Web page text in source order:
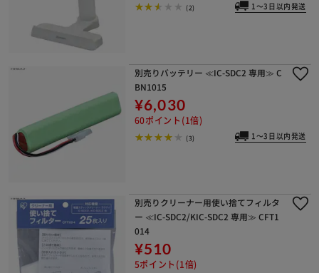
(2) 1～3日以内発送
別売りバッテリー ≪IC-SDC2 専用≫ C
BN1015
¥6,030
60ポイント(1倍)
(3) 1～3日以内発送
別売りクリーナー用使い捨てフィルタ
ー ≪IC-SDC2/KIC-SDC2 専用≫ CFT1
014
¥510
5ポイント(1倍)